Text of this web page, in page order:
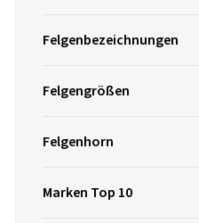
Felgenbezeichnungen
Felgengrößen
Felgenhorn
Marken Top 10